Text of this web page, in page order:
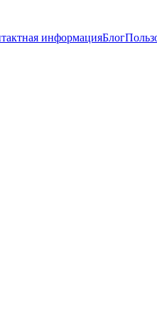
информацияБлог